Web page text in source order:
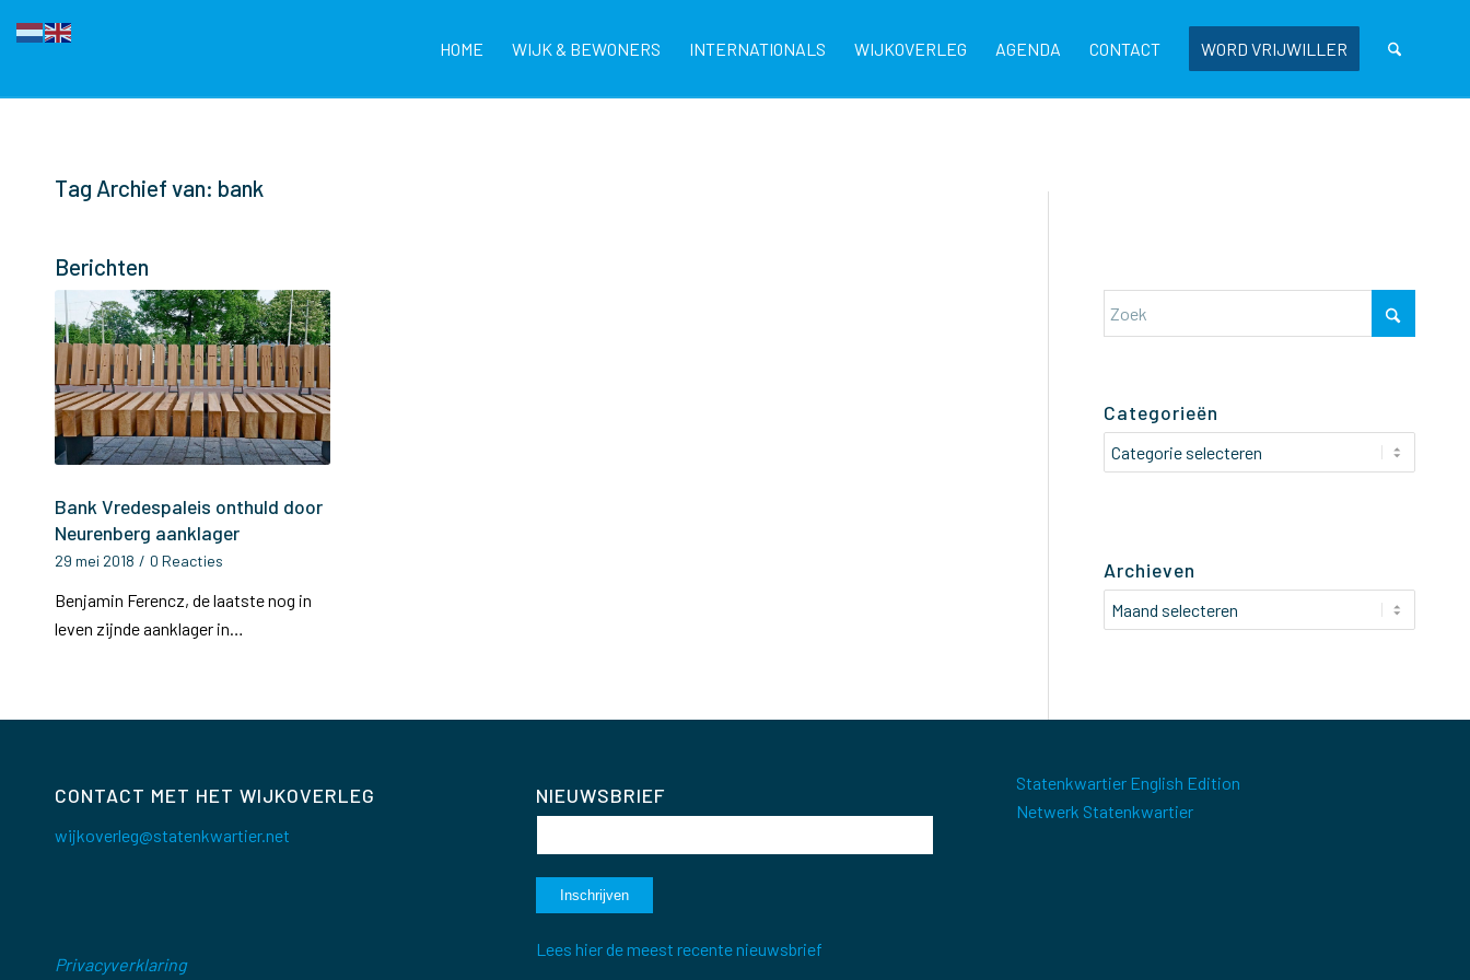
HOME WIJK & BEWONERS INTERNATIONALS WIJKOVERLEG AGENDA CONTACT WORD VRIJWILLER
Tag Archief van: bank
Berichten
Bank Vredespaleis onthuld door
Neurenberg aanklager
29 mei 2018 / 0 Reacties
Benjamin Ferencz, de laatste nog in
leven zijnde aanklager in…
Categorieën
Categorieën
Archieven
CONTACT MET HET WIJKOVERLEG
wijkoverleg@statenkwartier.net
Privacyverklaring
NIEUWSBRIEF
Lees hier de meest recente nieuwsbrief
Statenkwartier English Edition
Netwerk Statenkwartier